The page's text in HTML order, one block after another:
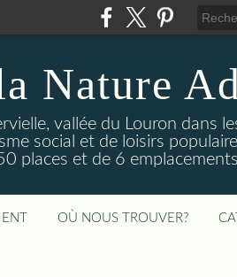
Nature
vallée du Louron dans
social et de loisirs
places et de 6
OÙ NOUS TROUVER?